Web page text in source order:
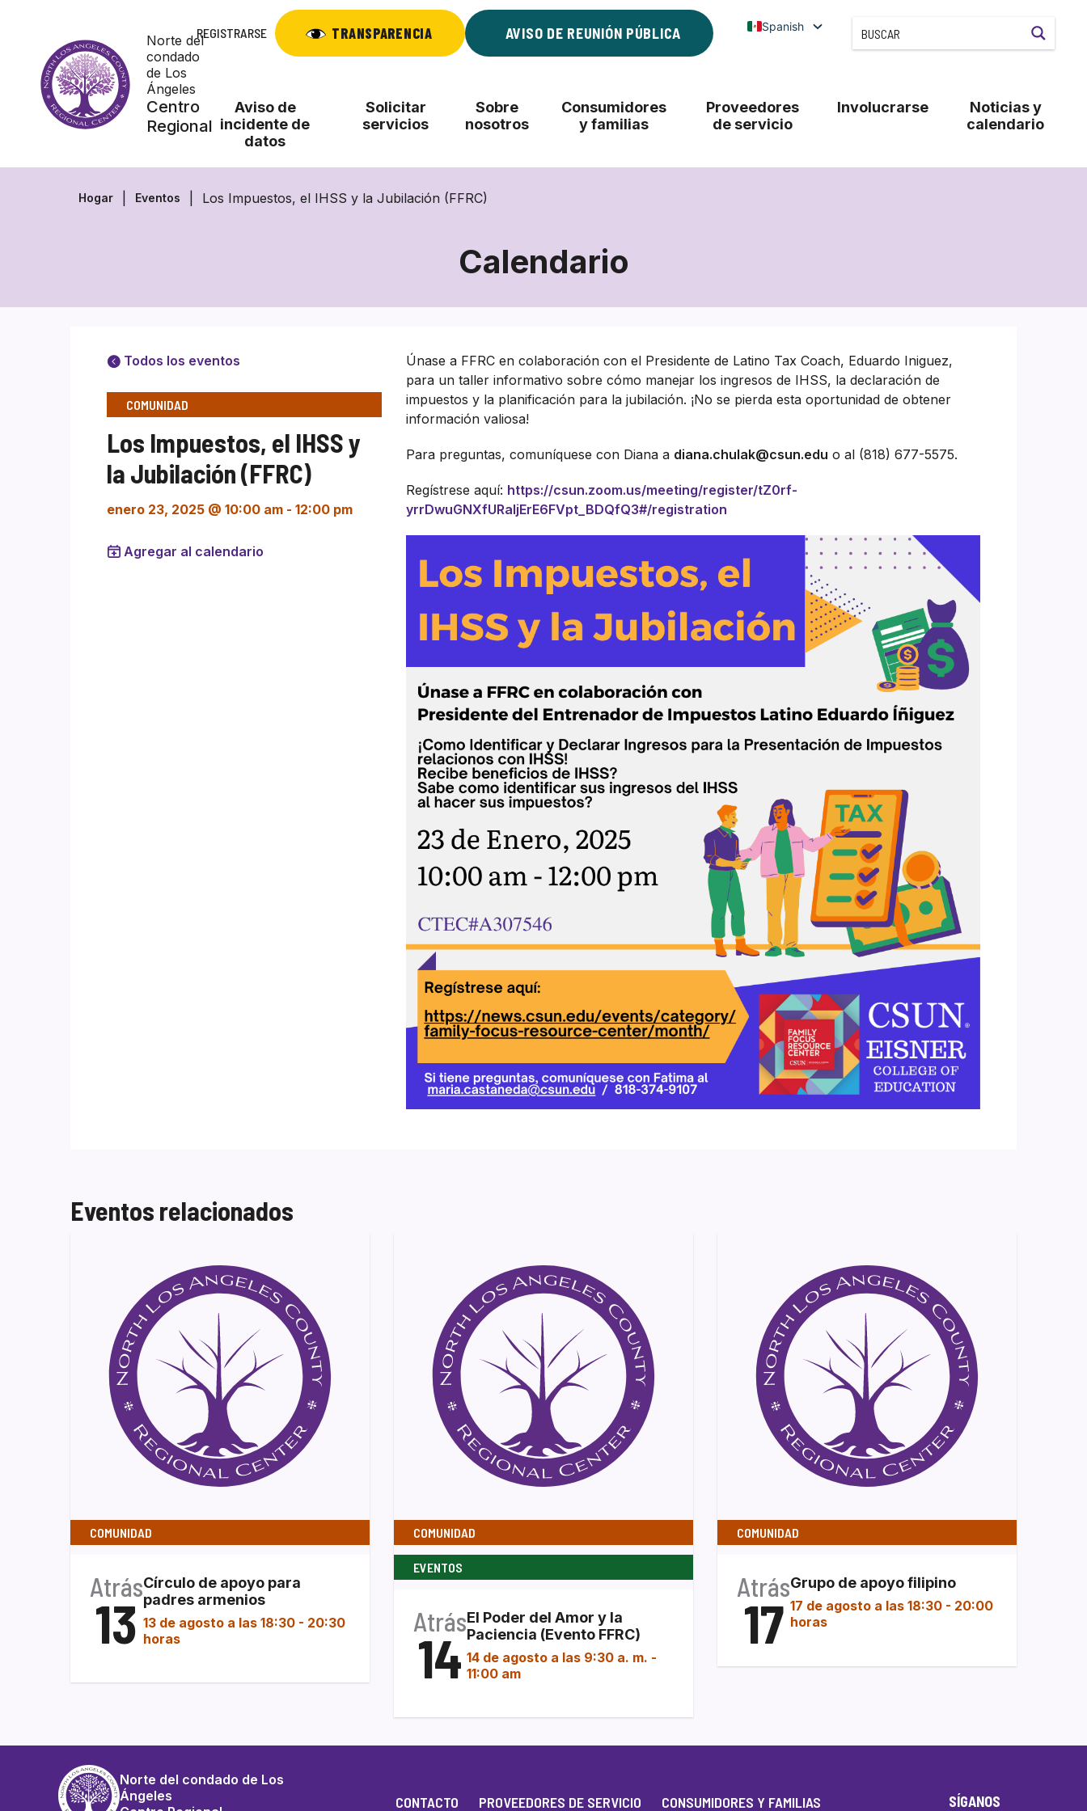
contenido
Norte del
condado
de Los
Ángeles
Centro
Regional
REGISTRARSE TRANSPARENCIA AVISO DE REUNIÓN PÚBLICA Spanish
Aviso de
incidente de
datos
Solicitar
servicios
Sobre
nosotros
Consumidores
y familias
Proveedores
de servicio
Involucrarse
Noticias y
calendario
Hogar Eventos Los Impuestos, el IHSS y la Jubilación (FFRC)
Calendario
Todos los eventos
COMUNIDAD
Los Impuestos, el IHSS y
la Jubilación (FFRC)
enero 23, 2025 @ 10:00 am - 12:00 pm
Agregar al calendario
Únase a FFRC en colaboración con el Presidente de Latino Tax Coach, Eduardo Iniguez,
para un taller informativo sobre cómo manejar los ingresos de IHSS, la declaración de
impuestos y la planificación para la jubilación. ¡No se pierda esta oportunidad de obtener
información valiosa!
Para preguntas, comuníquese con Diana a diana.chulak@csun.edu o al (818) 677-5575.
Regístrese aquí: https://csun.zoom.us/meeting/register/tZ0rf-
yrrDwuGNXfURaljErE6FVpt_BDQfQ3#/registration
Eventos relacionados
COMUNIDAD
Atrás
13
Círculo de apoyo para
padres armenios
13 de agosto a las 18:30 - 20:30
horas
COMUNIDAD
EVENTOS
Atrás
14
El Poder del Amor y la
Paciencia (Evento FFRC)
14 de agosto a las 9:30 a. m. -
11:00 am
COMUNIDAD
Atrás
17
Grupo de apoyo filipino
17 de agosto a las 18:30 - 20:00
horas
Norte del condado de Los
Ángeles
CONTACTO PROVEEDORES DE SERVICIO CONSUMIDORES Y FAMILIAS SÍGANOS